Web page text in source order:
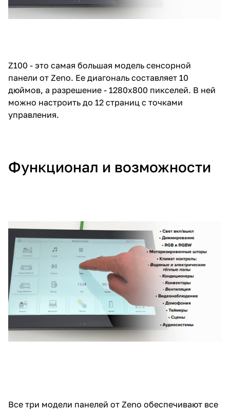
Z100 - это самая большая модель сенсорной
панели от Zeno. Ее диагональ составляет 10
дюймов, а разрешение - 1280x800 пикселей. В ней
можно настроить до 12 страниц с точками
управления.
Функционал и возможности
Все три модели панелей от Zeno обеспечивают все